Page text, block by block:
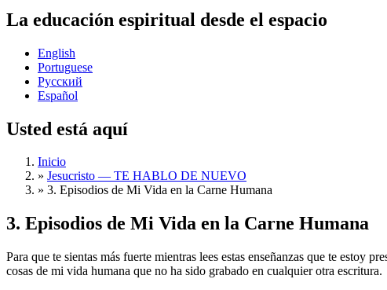
La educación espiritual desde el espacio
English
Portuguese
Русский
Español
Usted está aquí
Inicio
» Jesucristo ― TE HABLO DE NUEVO
» 3. Episodios de Mi Vida en la Carne Humana
3. Episodios de Mi Vida en la Carne Humana
Para que te sientas más fuerte mientras lees estas enseñanzas que te estoy
cosas de mi vida humana que no ha sido grabado en cualquier otra escritura.